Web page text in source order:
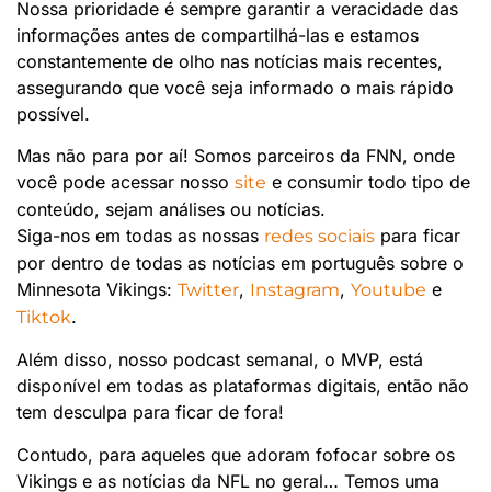
Nossa prioridade é sempre garantir a veracidade das
informações antes de compartilhá-las e estamos
constantemente de olho nas notícias mais recentes,
assegurando que você seja informado o mais rápido
possível.
Mas não para por aí! Somos parceiros da FNN, onde
você pode acessar nosso site e consumir todo tipo de
conteúdo, sejam análises ou notícias.
Siga-nos em todas as nossas redes sociais para ficar
por dentro de todas as notícias em português sobre o
Minnesota Vikings: Twitter, Instagram, Youtube e
Tiktok.
Além disso, nosso podcast semanal, o MVP, está
disponível em todas as plataformas digitais, então não
tem desculpa para ficar de fora!
Contudo, para aqueles que adoram fofocar sobre os
Vikings e as notícias da NFL no geral… Temos uma